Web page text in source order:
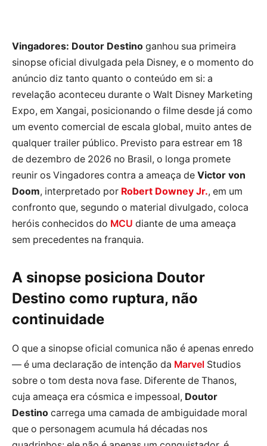
Vingadores: Doutor Destino ganhou sua primeira
sinopse oficial divulgada pela Disney, e o momento do
anúncio diz tanto quanto o conteúdo em si: a
revelação aconteceu durante o Walt Disney Marketing
Expo, em Xangai, posicionando o filme desde já como
um evento comercial de escala global, muito antes de
qualquer trailer público. Previsto para estrear em 18
de dezembro de 2026 no Brasil, o longa promete
reunir os Vingadores contra a ameaça de Victor von
Doom, interpretado por Robert Downey Jr., em um
confronto que, segundo o material divulgado, coloca
heróis conhecidos do MCU diante de uma ameaça
sem precedentes na franquia.
A sinopse posiciona Doutor
Destino como ruptura, não
continuidade
O que a sinopse oficial comunica não é apenas enredo
— é uma declaração de intenção da Marvel Studios
sobre o tom desta nova fase. Diferente de Thanos,
cuja ameaça era cósmica e impessoal, Doutor
Destino carrega uma camada de ambiguidade moral
que o personagem acumula há décadas nos